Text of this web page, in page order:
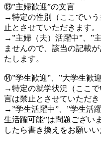
⑬”主婦歓迎”の文言
→特定の性別（ここでい
止とさせていただきます。
→”主婦（夫）活躍中”、”
ませんので、該当の記載
たします。
⑭”学生歓迎”、”大学生歓
→特定の就学状況（ここ
言は禁止とさせていただき
→”学生活躍中”、”学生活
生活躍可能”は問題ござい
したら書き換えをお願いい